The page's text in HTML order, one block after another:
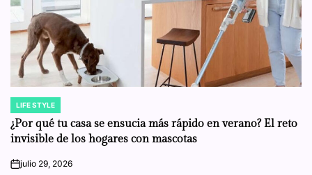
POSTED
IN
LIFE STYLE
¿Por qué tu casa se ensucia más rápido en verano? El reto
invisible de los hogares con mascotas
onjulio 29, 2026